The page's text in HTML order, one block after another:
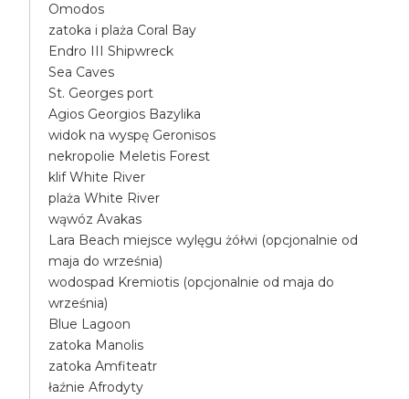
Omodos
zatoka i plaża Coral Bay
Endro III Shipwreck
Sea Caves
St. Georges port
Agios Georgios Bazylika
widok na wyspę Geronisos
nekropolie Meletis Forest
klif White River
plaża White River
wąwóz Avakas
Lara Beach miejsce wylęgu żółwi (opcjonalnie od
maja do września)
wodospad Kremiotis (opcjonalnie od maja do
września)
Blue Lagoon
zatoka Manolis
zatoka Amfiteatr
łaźnie Afrodyty